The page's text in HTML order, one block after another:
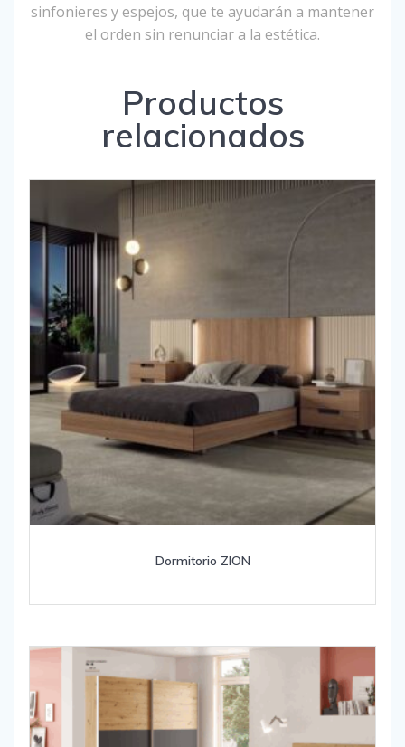
sinfonieres y espejos, que te ayudarán a mantener
el orden sin renunciar a la estética.
Productos
relacionados
Dormitorio ZION